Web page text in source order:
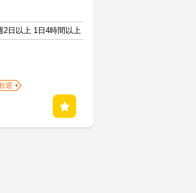
2日以上 1日4時間以上
迎